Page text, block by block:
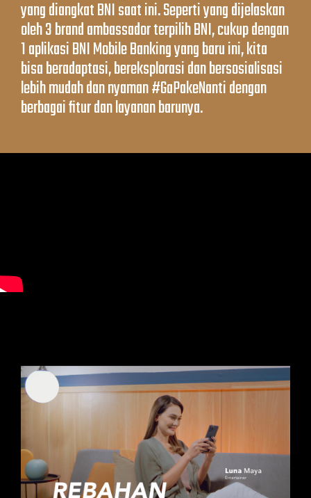
yang diangkat BNI saat ini. Seperti yang dijelaskan
oleh 3 brand ambassador terpilih BNI, cukup dengan
1 aplikasi BNI Mobile Banking yang baru ini, kita
bisa beradaptasi, bereksplorasi dan bersosialisasi
lebih mudah dan nyaman #GaPakeNanti dengan
berbagai fitur dan layanan barunya.